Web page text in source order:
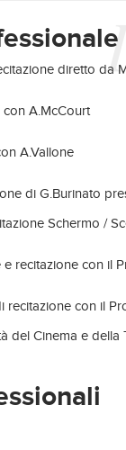
diretto da
A.McCourt
A.Vallone
di G.Burinato
Schermo /
recitazione con il
recitazione con il
del Cinema e della